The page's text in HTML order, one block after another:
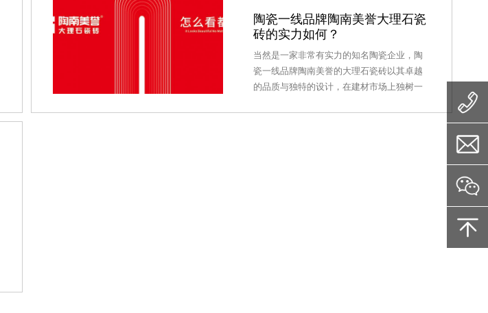
陶南美誉在技术创新上同样不遗余力，投入
巨资建立研发中心，与国内外顶尖设计团队
及材料科学专家紧密合作，不断突破技术壁
垒，推出了一系列具有自主知识产权的环
保、节能型产品。这些产品不仅满足了消费
国家绿色发展的号召，赢得了市场的
陶瓷一线品牌陶南美誉大理石瓷
砖的实力如何？
当然是一家非常有实力的知名陶瓷企业，陶
瓷一线品牌陶南美誉的大理石瓷砖以其卓越
的品质与独特的设计，在建材市场上独树一